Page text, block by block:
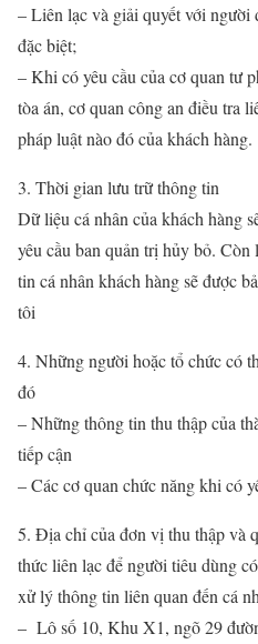
– Liên lạc và giải quyết với
đặc biệt;
– Khi có yêu cầu của cơ quan tư
tòa án, cơ quan công an điều tra
pháp luật nào đó của khách hàng.
3. Thời gian lưu trữ thông tin
Dữ liệu cá nhân của khách hàng
yêu cầu ban quản trị hủy bỏ.
tin cá nhân khách hàng sẽ được
tôi
4. Những người hoặc tổ chức có
đó
– Những thông tin thu thập của
tiếp cận
– Các cơ quan chức năng khi có
5. Địa chỉ của đơn vị thu thập và
thức liên lạc để người tiêu dùng
xử lý thông tin liên quan đến cá
– Lô số 10, Khu X1, ngõ 29